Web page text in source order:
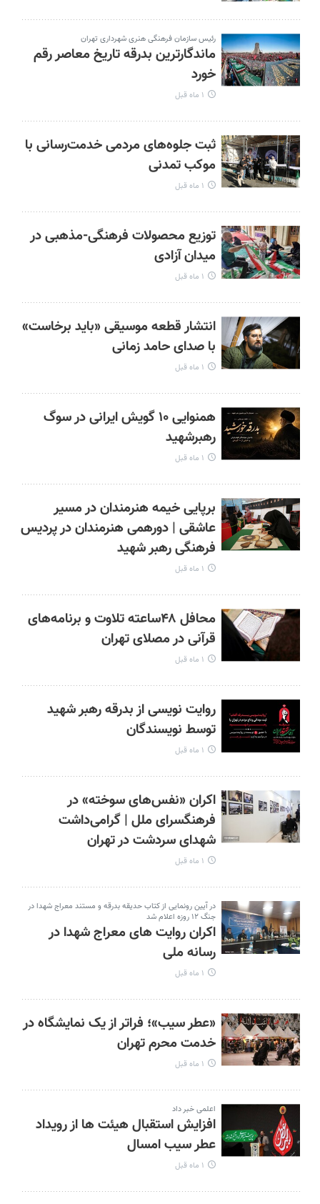
رئیس سازمان فرهنگی هنری شهرداری تهران
ماندگارترین بدرقه تاریخ معاصر رقم
خورد
۱ ماه قبل
ثبت جلوه‌های مردمی خدمت‌رسانی با
موکب تمدنی
۱ ماه قبل
توزیع محصولات فرهنگی-مذهبی در
میدان آزادی
۱ ماه قبل
انتشار قطعه موسیقی «باید برخاست»
با صدای حامد زمانی
۱ ماه قبل
همنوایی ۱۰ گویش ایرانی در سوگ
رهبرشهید
۱ ماه قبل
برپایی خیمه هنرمندان در مسیر
عاشقی | دورهمی هنرمندان در پردیس
فرهنگی رهبر شهید
۱ ماه قبل
محافل ۴۸ساعته تلاوت و برنامه‌های
قرآنی در مصلای تهران
۱ ماه قبل
روایت نویسی از بدرقه رهبر شهید
توسط نویسندگان
۱ ماه قبل
اکران «نفس‌های سوخته» در
فرهنگسرای ملل | گرامی‌داشت
شهدای سردشت در تهران
۱ ماه قبل
در آیین رونمایی از کتاب حدیقه بدرقه و مستند معراج شهدا در
جنگ ۱۲ روزه اعلام شد
اکران روایت های معراج شهدا در
رسانه ملی
۱ ماه قبل
«عطر سیب»؛ فراتر از یک نمایشگاه در
خدمت محرم تهران
۱ ماه قبل
اعلمی خبر داد
افزایش استقبال هیئت ها از رویداد
عطر سیب امسال
۱ ماه قبل